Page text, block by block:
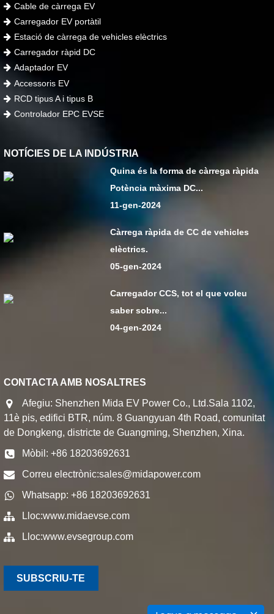
Cable de càrrega EV
Carregador EV portàtil
Estació de càrrega de vehicles elèctrics
Carregador ràpid DC
Adaptador EV
Accessoris EV
RCD tipus A i tipus B
Controlador EPC EVSE
NOTÍCIES DE LA INDÚSTRIA
Quina és la forma de càrrega ràpida
Potència màxima DC...
11-gen-2024
Càrrega ràpida de CC de vehicles
elèctrics.
05-gen-2024
Carregador CCS, tot el que voleu
saber sobre...
04-gen-2024
CONTACTA AMB NOSALTRES
Afegiu: Shenzhen Mida EV Power Co., Ltd.Sala 1102,
11è pis, edifici BTR, núm. 8 Guangyuan 4th Road, comunitat
de Dongkeng, districte de Guangming, Shenzhen, Xina.
Mòbil: +86 18203692631
Correu electrònic:sales@midapower.com
Whatsapp: +86 18203692631
Lloc:www.midaevse.com
Lloc:www.evsegroup.com
SUBSCRIU-TE